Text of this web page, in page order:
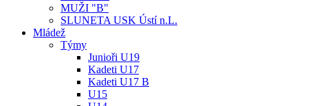
MUŽI "B"
SLUNETA USK Ústí n.L.
Mládež
Týmy
Junioři U19
Kadeti U17
Kadeti U17 B
U15